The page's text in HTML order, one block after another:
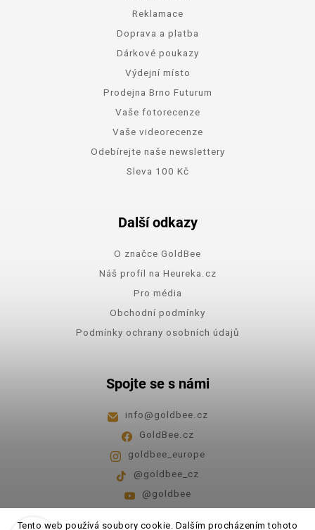
Tento web používá soubory cookie. Dalším procházením tohoto
Reklamace
Doprava a platba
Dárkové poukazy
Výdejní místo
Prodejna Brno Futurum
Vaše fotorecenze
Vaše videorecenze
Odebírejte naše newslettery
Sleva 100 Kč
Další odkazy
O značce GoldBee
Náš profil na Heureka.cz
Pro média
Obchodní podmínky
Podmínky ochrany osobních údajů
Spojte se s námi
info@goldbee.cz
GoldBee.cz
goldbee_europe
@goldbee_cz
@goldbee
Pondělí - pátek 8:00-14:00